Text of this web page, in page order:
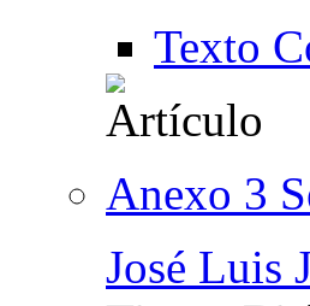
Texto
Anexo 3
José Luis